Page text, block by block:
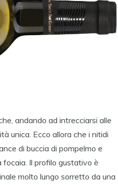
andando ad intrecciarsi alle
unica. Ecco allora che i nitidi
di buccia di pompelmo e
Il profilo gustativo è
molto lungo sorretto da una